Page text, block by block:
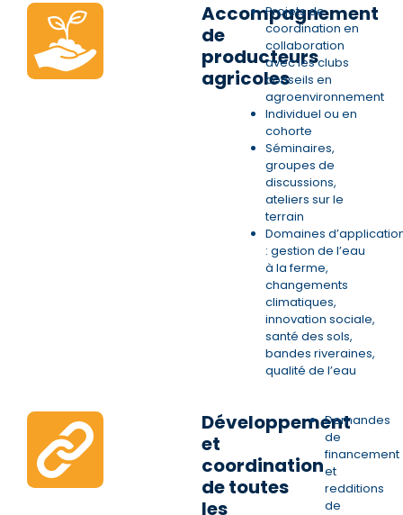
Accompagnement
de
producteurs
agricoles
Projets de
coordination en
collaboration
avec les clubs
conseils en
agroenvironnement
Individuel ou en
cohorte
Séminaires,
groupes de
discussions,
ateliers sur le
terrain
Domaines
: gestion de l’eau
à la ferme,
changements
climatiques,
innovation sociale,
santé des sols,
bandes riveraines,
qualité de l’eau
Développement
et
coordination
de toutes
les
Demandes
de
financement
et
redditions
de